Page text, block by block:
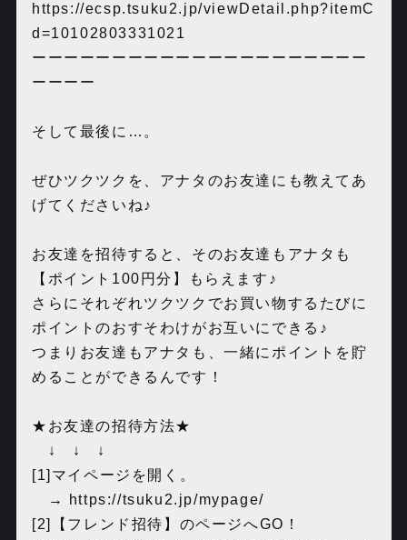
https://ecsp.tsuku2.jp/viewDetail.php?itemC
d=10102803331021
ーーーーーーーーーーーーーーーーーーーーー
ーーーー
そして最後に…。
ぜひツクツクを、アナタのお友達にも教えてあ
げてくださいね♪
お友達を招待すると、そのお友達もアナタも
【ポイント100円分】もらえます♪
さらにそれぞれツクツクでお買い物するたびに
ポイントのおすそわけがお互いにできる♪
つまりお友達もアナタも、一緒にポイントを貯
めることができるんです！
★お友達の招待方法★
↓ ↓ ↓
[1]マイページを開く。
→ ‪
https://tsuku2.jp/mypage/
[2]【フレンド招待】のページへGO！